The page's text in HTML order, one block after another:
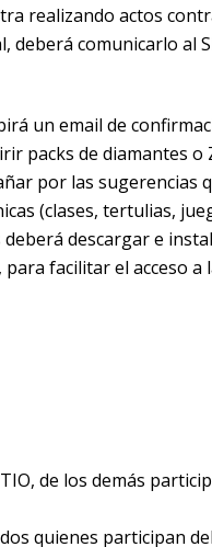
realizando actos
comunicarlo al
un email de
packs de diamantes
por las
(clases, tertulias,
descargar e
facilitar el acceso a
de los demás
quienes participan